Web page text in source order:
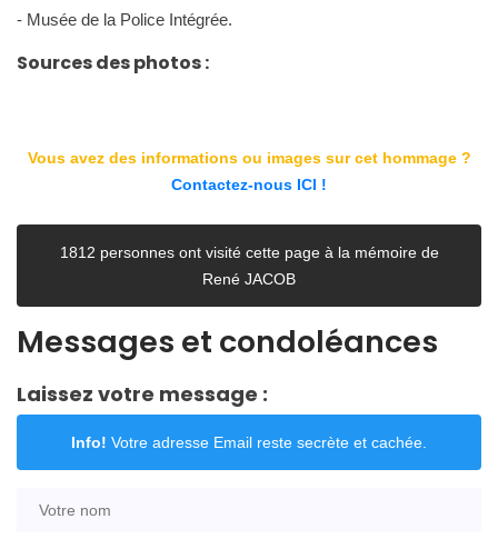
- Musée de la Police Intégrée.
Sources des photos :
Vous avez des informations ou images sur cet hommage ?
Contactez-nous ICI !
1812 personnes ont visité cette page à la mémoire de
René JACOB
Messages et condoléances
Laissez votre message :
Info! Votre adresse Email reste secrète et cachée.